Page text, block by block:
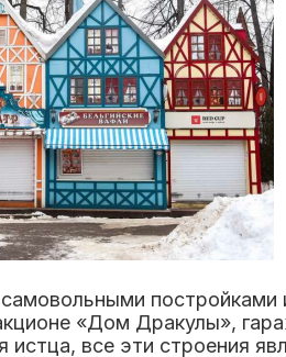
постройками
«Дом Дракулы»,
все эти строения